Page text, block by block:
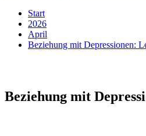
Start
2026
April
Beziehung mit Depressionen:
Beziehung mit